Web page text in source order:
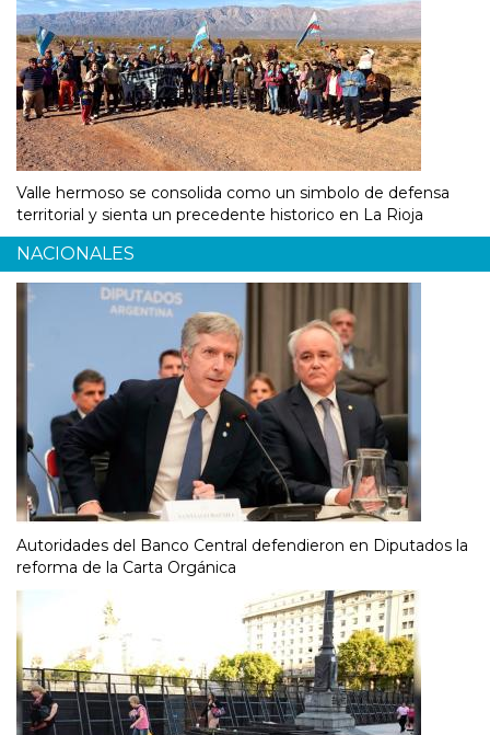
Valle hermoso se consolida como un simbolo de defensa
territorial y sienta un precedente historico en La Rioja
NACIONALES
Autoridades del Banco Central defendieron en Diputados la
reforma de la Carta Orgánica